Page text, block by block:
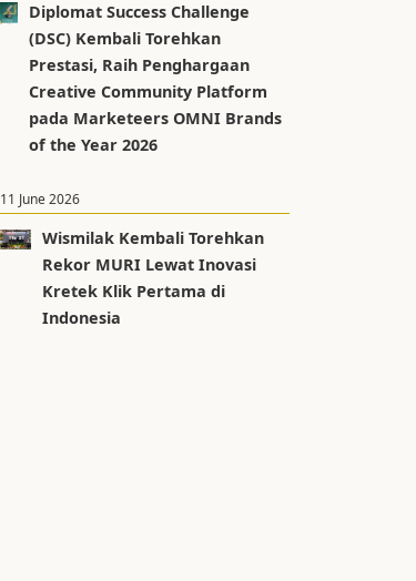
Diplomat Success Challenge
(DSC) Kembali Torehkan
Prestasi, Raih Penghargaan
Creative Community Platform
pada Marketeers OMNI Brands
of the Year 2026
11 June 2026
Wismilak Kembali Torehkan
Rekor MURI Lewat Inovasi
Kretek Klik Pertama di
Indonesia